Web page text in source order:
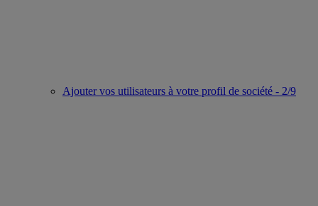
Ajouter vos utilisateurs à votre profil de société - 2/9